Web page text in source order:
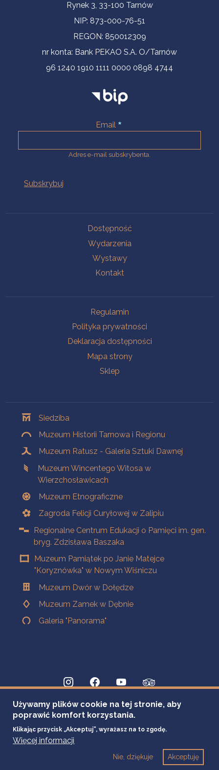
Informacje kontaktoweRynek 3, 33-100 Tarnów
NIP: 873-000-76-51
REGON: 850012309
nr konta: Bank PEKAO S.A. O/Tarnów
96 1240 1910 1111 0000 0898 4744
Email
Adres e-mail subskrybenta.
Dostępność
Wydarzenia
Wystawy
Kontakt
Regulamin
Polityka prywatności
Deklaracja dostępności
Mapa strony
Sklep
Siedziba
Muzeum Historii Tarnowa i Regionu
Muzeum Ratusz - Galeria Sztuki Dawnej
Muzeum Wincentego Witosa w
Wierzchosławicach
Muzeum Etnograficzne
Zagroda Felicji Curyłowej w Zalipiu
Regionalne Centrum Edukacji o Pamięci im. gen.
bryg. Zdzisława Baszaka
Muzeum Pamiątek po Janie Matejce
"Koryznówka" w Nowym Wiśniczu
Muzeum Dwór w Dołędze
Muzeum Zamek w Dębnie
Galeria "Panorama"
Używamy plików cookie na tej stronie, aby
poprawić komfort korzystania.
Klikając przycisk „Akceptuj”, wyrażasz na to zgodę.
Więcej informacji
Akceptuję
Nie, dziękuje